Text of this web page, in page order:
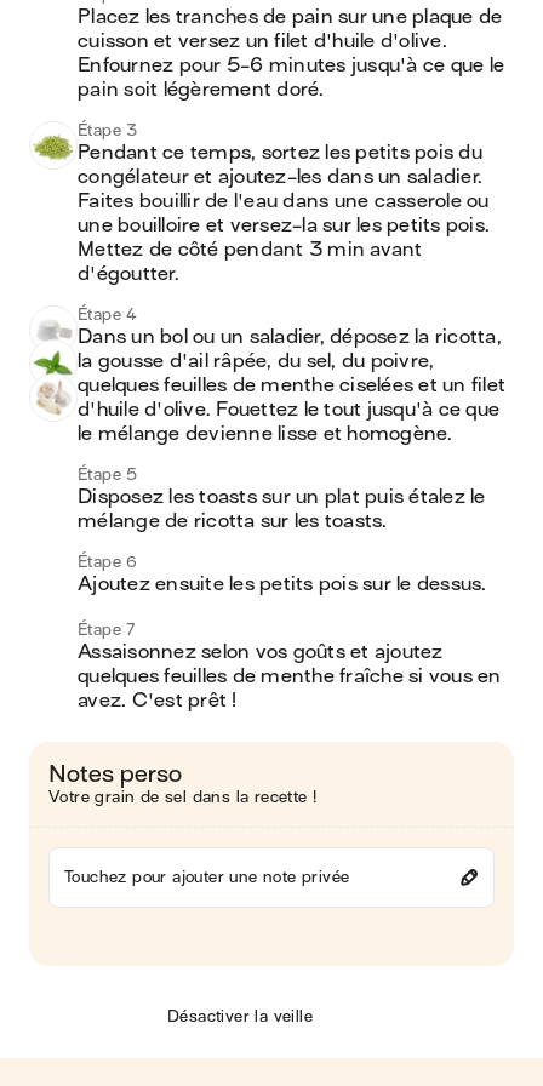
Placez les tranches de pain sur une plaque de
cuisson et versez un filet d'huile d'olive.
Enfournez pour 5-6 minutes jusqu'à ce que le
pain soit légèrement doré.
Étape 3
Pendant ce temps, sortez les petits pois du
congélateur et ajoutez-les dans un saladier.
Faites bouillir de l'eau dans une casserole ou
une bouilloire et versez-la sur les petits pois.
Mettez de côté pendant 3 min avant
d'égoutter.
Étape 4
Dans un bol ou un saladier, déposez la ricotta,
la gousse d'ail râpée, du sel, du poivre,
quelques feuilles de menthe ciselées et un filet
d'huile d'olive. Fouettez le tout jusqu'à ce que
le mélange devienne lisse et homogène.
Étape 5
Disposez les toasts sur un plat puis étalez le
mélange de ricotta sur les toasts.
Étape 6
Ajoutez ensuite les petits pois sur le dessus.
Étape 7
Assaisonnez selon vos goûts et ajoutez
quelques feuilles de menthe fraîche si vous en
avez. C'est prêt !
Notes perso
Votre grain de sel dans la recette !
Touchez pour ajouter une note privée
Désactiver la veille